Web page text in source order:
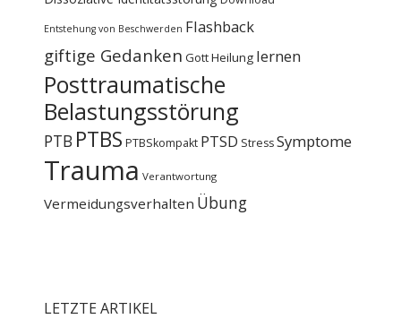
Entstehung von Beschwerden Flashback
giftige Gedanken GottHeilung lernen
Posttraumatische
Belastungsstörung
PTB PTBS PTBSkompakt PTSD StressSymptome
Trauma Verantwortung
Vermeidungsverhalten Übung
LETZTE ARTIKEL